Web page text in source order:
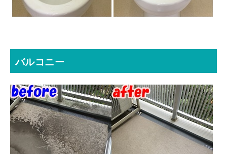
バルコニー